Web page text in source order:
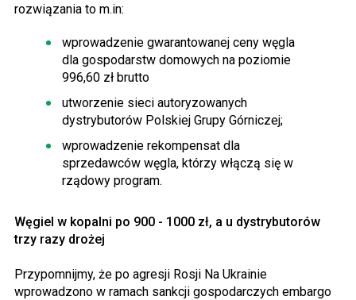
rozwiązania to m.in:
wprowadzenie gwarantowanej ceny węgla
dla gospodarstw domowych na poziomie
996,60 zł brutto
utworzenie sieci autoryzowanych
dystrybutorów Polskiej Grupy Górniczej;
wprowadzenie rekompensat dla
sprzedawców węgla, którzy włączą się w
rządowy program.
Węgiel w kopalni po 900 - 1000 zł, a u dystrybutorów
trzy razy drożej
Przypomnijmy, że po agresji Rosji Na Ukrainie
wprowadzono w ramach sankcji gospodarczych embargo